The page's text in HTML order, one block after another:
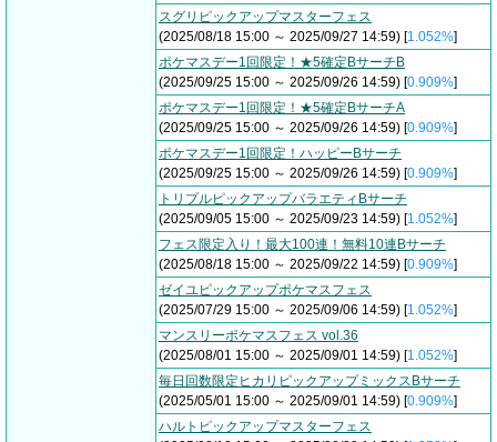
スグリピックアップマスターフェス
(2025/08/18 15:00 ～ 2025/09/27 14:59) [1.052%]
ポケマスデー1回限定！★5確定BサーチB
(2025/09/25 15:00 ～ 2025/09/26 14:59) [0.909%]
ポケマスデー1回限定！★5確定BサーチA
(2025/09/25 15:00 ～ 2025/09/26 14:59) [0.909%]
ポケマスデー1回限定！ハッピーBサーチ
(2025/09/25 15:00 ～ 2025/09/26 14:59) [0.909%]
トリプルピックアップバラエティBサーチ
(2025/09/05 15:00 ～ 2025/09/23 14:59) [1.052%]
フェス限定入り！最大100連！無料10連Bサーチ
(2025/08/18 15:00 ～ 2025/09/22 14:59) [0.909%]
ゼイユピックアップポケマスフェス
(2025/07/29 15:00 ～ 2025/09/06 14:59) [1.052%]
マンスリーポケマスフェス vol.36
(2025/08/01 15:00 ～ 2025/09/01 14:59) [1.052%]
毎日回数限定ヒカリピックアップミックスBサーチ
(2025/05/01 15:00 ～ 2025/09/01 14:59) [0.909%]
ハルトピックアップマスターフェス